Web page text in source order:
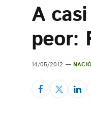
A
peor:
14/05/2012